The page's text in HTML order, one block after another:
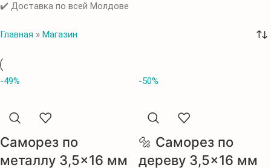
✔️ Доставка по всей Молдове
Главная » Магазин
-49%
Саморез по
металлу 3,5×16 мм
-50%
🔩 Саморез по
дереву 3,5×16 мм